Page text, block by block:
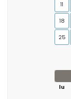
11
18
25
lu